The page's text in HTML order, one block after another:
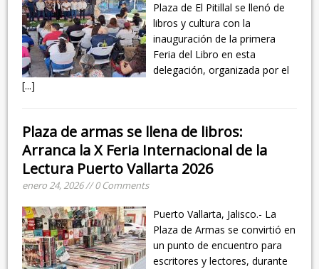
Plaza de El Pitillal se llenó de
libros y cultura con la
inauguración de la primera
Feria del Libro en esta
delegación, organizada por el
[...]
Plaza de armas se llena de libros:
Arranca la X Feria Internacional de la
Lectura Puerto Vallarta 2026
enero 24, 2026 // 0 Comments
Puerto Vallarta, Jalisco.- La
Plaza de Armas se convirtió en
un punto de encuentro para
escritores y lectores, durante